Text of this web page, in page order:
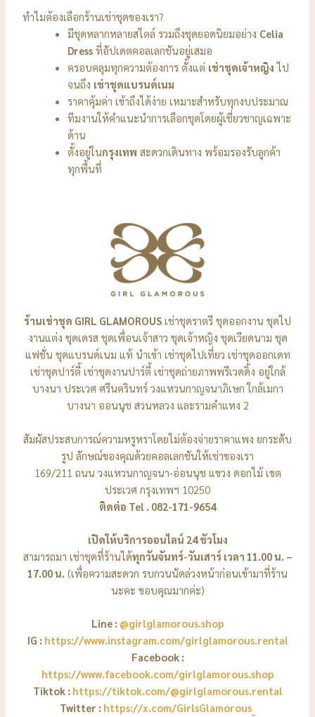
ทำไมต้องเลือกร้านเช่าชุดของเรา?
มีชุดหลากหลายสไตล์ รวมถึงชุดยอดนิยมอย่าง Celia
Dress ที่อัปเดตคอลเลกชันอยู่เสมอ
ครอบคลุมทุกความต้องการ ตั้งแต่ เช่าชุดเจ้าหญิง ไป
จนถึง เช่าชุดแบรนด์เนม
ราคาคุ้มค่า เข้าถึงได้ง่าย เหมาะสำหรับทุกงบประมาณ
ทีมงานให้คำแนะนำการเลือกชุดโดยผู้เชี่ยวชาญเฉพาะ
ด้าน
ตั้งอยู่ในกรุงเทพ สะดวกเดินทาง พร้อมรองรับลูกค้า
ทุกพื้นที่
ร้านเช่าชุด GIRL GLAMOROUS เช่าชุดราตรี ชุดออกงาน ชุดไป
งานแต่ง ชุดเดรส ชุดเพื่อนเจ้าสาว ชุดเจ้าหญิง ชุดเวียดนาม ชุด
แฟชั่น ชุดแบรนด์เนม แท้ นำเข้า เช่าชุดไปเที่ยว เช่าชุดออกเดท
เช่าชุดปาร์ตี้ เช่าชุดงานปาร์ตี้ เช่าชุดถ่ายภาพพรีเวดดิ้ง อยู่ใกล้
บางนา ประเวศ ศรีนครินทร์ วงแหวนกาญจนาภิเษก ใกล้เมกา
บางนา ออนนุช สวนหลวง และรามคำแหง 2
สัมผัสประสบการณ์ความหรูหราโดยไม่ต้องจ่ายราคาแพง ยกระดับ
รูป ลักษณ์ของคุณด้วยคอลเลกชันให้เช่าของเรา
169/211 ถนน วงแหวนกาญจนา-อ่อนนุช แขวง ดอกไม้ เขต
ประเวศ กรุงเทพฯ 10250
ติดต่อ Tel . 082-171-9654
เปิดให้บริการออนไลน์ 24 ชัวโมง
สามารถมา เช่าชุดที่ร้านได้ทุกวันจันทร์-วันเสาร์ เวลา 11.00 น. –
17.00 น. (เพื่อความสะดวก รบกวนนัดล่วงหน้าก่อนเข้ามาที่ร้าน
นะคะ ขอบคุณมากค่ะ)
Line : @girlglamorous.shop
IG : https://www.instagram.com/girlglamorous.rental
Facebook :
https://www.facebook.com/girlglamorous.shop
Tiktok : https://tiktok.com/@girlglamorous.rental
Twitter : https://x.com/GirlsGlamorous_